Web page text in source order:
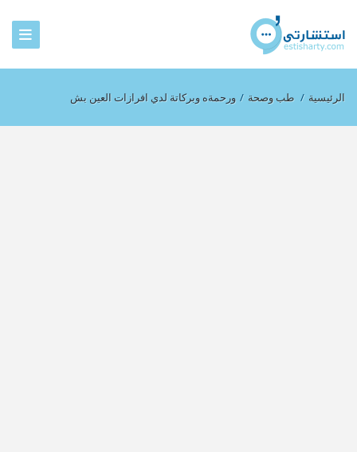
الرئيسية / طب وصحة / ورحمةه وبركاتة لدي افرازات العين بش